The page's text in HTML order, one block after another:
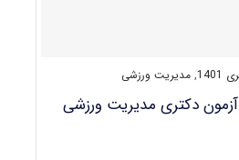
, مدیریت ورزشی
آزمون دکتری مدیریت ورزشی